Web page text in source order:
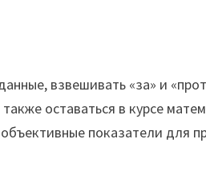
взвешивать «за» и
оставаться в курсе
показатели для